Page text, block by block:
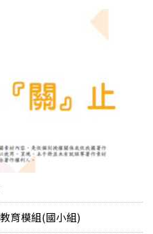
育模組(國小組)